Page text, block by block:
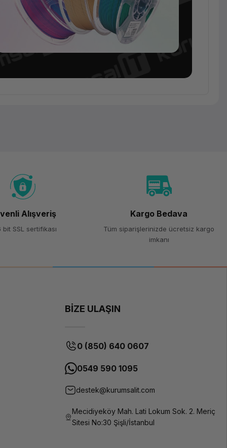
PLA-Silk
Magic
Filament
Siyah-
efekt
Tüm FDM
Alışveriş
bit SSL sertifikası
Kargo Bedava
Tüm siparişlerinizde ücretsiz kargo
imkanı
BİZE ULAŞIN
0 (850) 640 0607
0549 590 1095
destek@kurumsalit.com
Mecidiyeköy Mah. Lati Lokum Sok. 2. Meriç
Sitesi No:30 Şişli/İstanbul